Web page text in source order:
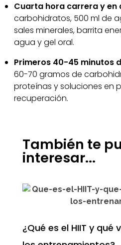
Cuarta hora carrera y en
carbohidratos, 500 ml de
sales minerales, barrita
agua y gel oral.
Primeros 40-45 minutos
60-70 gramos de
proteínas y soluciones en
recuperación.
También te
interesar...
¿Qué es el HIIT y